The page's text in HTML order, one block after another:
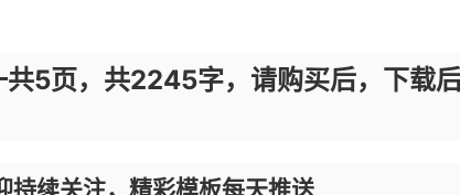
5页，共2245字，请购买后，下载
持续关注，精彩模板每天推送